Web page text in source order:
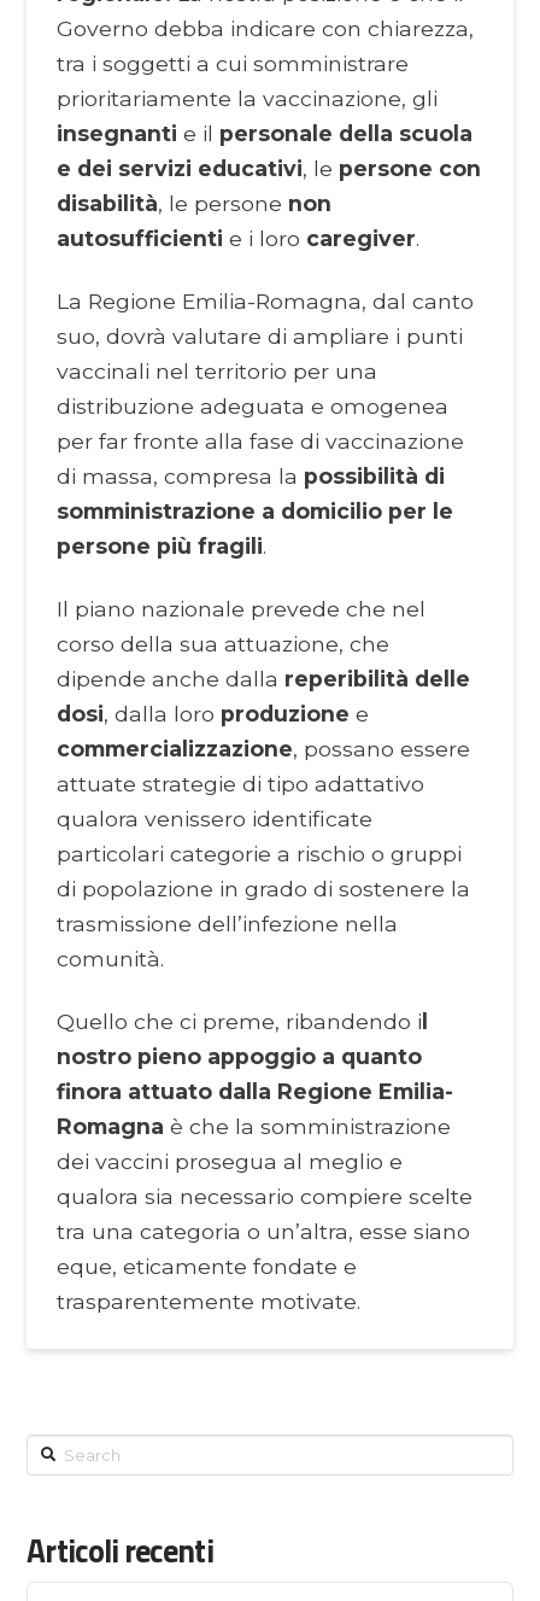
Governo debba indicare con chiarezza,
tra i soggetti a cui somministrare
prioritariamente la vaccinazione, gli
insegnantie il personale della scuola
e dei servizi educativi, le persone con
disabilità, le persone non
autosufficienti e i loro caregiver.
La Regione Emilia-Romagna, dal canto
suo, dovrà valutare di ampliare i punti
vaccinali nel territorio per una
distribuzione adeguata e omogenea
per far fronte alla fase di vaccinazione
di massa, compresa la possibilità di
somministrazione a domicilio per le
persone più fragili.
Il piano nazionale prevede che nel
corso della sua attuazione, che
dipende anche dalla reperibilità delle
dosi, dalla loro produzionee
commercializzazione, possano essere
attuate strategie di tipo adattativo
qualora venissero identificate
particolari categorie a rischio o gruppi
di popolazione in grado di sostenere la
trasmissione dell’infezione nella
comunità.
Quello che ci preme, ribandendo i
nostro pieno appoggio a quanto
finora attuato dalla Regione Emilia-
Romagna è che la somministrazione
dei vaccini prosegua al meglio e
qualora sia necessario compiere scelte
tra una categoria o un’altra, esse siano
eque, eticamente fondate e
trasparentemente motivate.
Search
Articoli recenti